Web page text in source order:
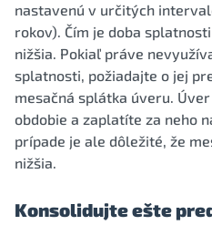
nastavenú v určitých
rokov). Čím je doba
nižšia. Pokiaľ práve
splatnosti, požiadajte o jej
mesačná splátka úveru.
obdobie a zaplatíte za neho
prípade je ale dôležité, že
nižšia.
Konsolidujte ešte